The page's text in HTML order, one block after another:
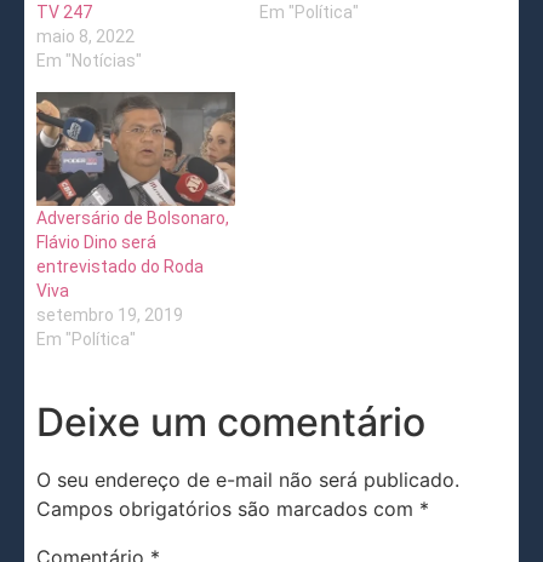
TV 247
maio 8, 2022
Em "Notícias"
Em "Política"
Adversário de Bolsonaro,
Flávio Dino será
entrevistado do Roda
Viva
setembro 19, 2019
Em "Política"
Deixe um comentário
O seu endereço de e-mail não será publicado.
Campos obrigatórios são marcados com *
Comentário *